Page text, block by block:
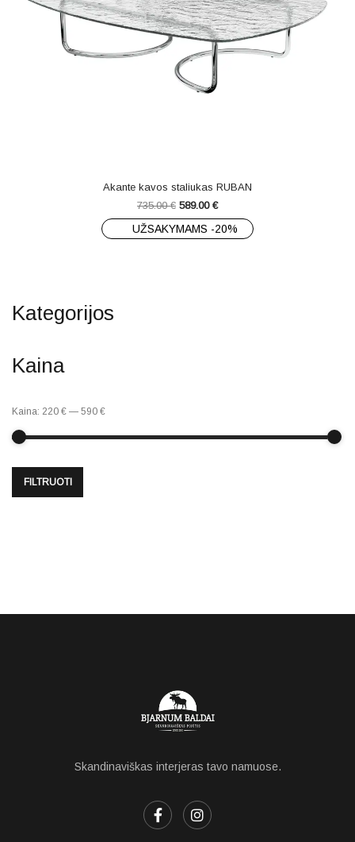
Akante kavos staliukas RUBAN
735.00€ 589.00 €
UŽSAKYMAMS -20%
Kategorijos
Kaina
FILTRUOTI
Kaina: 220 € — 590 €
Skandinaviškas interjeras tavo namuose.